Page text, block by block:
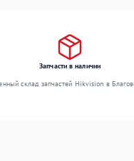
Запчасти в наличии
склад запчастей Hikvision в